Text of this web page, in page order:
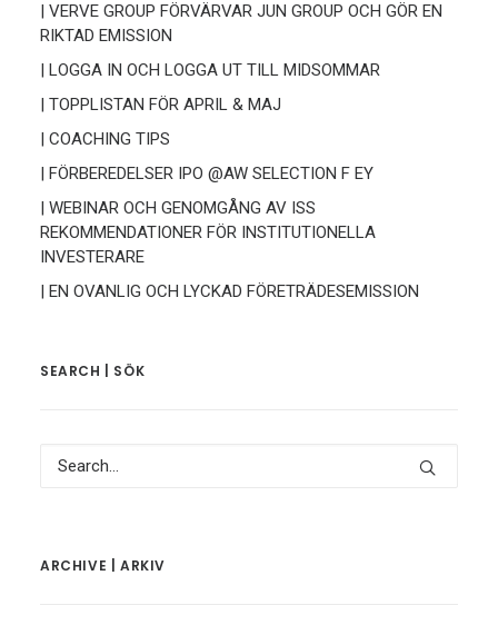
| VERVE GROUP FÖRVÄRVAR JUN GROUP OCH GÖR EN
RIKTAD EMISSION
| LOGGA IN OCH LOGGA UT TILL MIDSOMMAR
| TOPPLISTAN FÖR APRIL & MAJ
| COACHING TIPS
| FÖRBEREDELSER IPO @AW SELECTION F EY
| WEBINAR OCH GENOMGÅNG AV ISS
REKOMMENDATIONER FÖR INSTITUTIONELLA
INVESTERARE
| EN OVANLIG OCH LYCKAD FÖRETRÄDESEMISSION
SEARCH | SÖK
ARCHIVE | ARKIV